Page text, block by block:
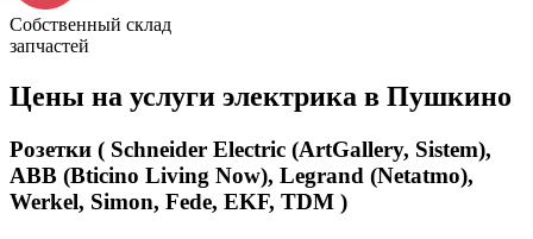
Собственный склад
запчастей
Цены на услуги электрика в Пушкино
Розетки ( Schneider Electric (ArtGallery, Sistem),
ABB (Bticino Living Now), Legrand (Netatmo),
Werkel, Simon, Fede, EKF, TDM )